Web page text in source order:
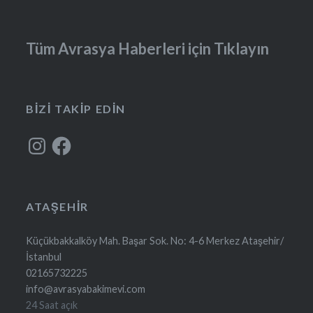
Tüm Avrasya Haberleri için Tıklayın
BIZI TAKIP EDIN
InstagramFacebook
ATAŞEHIR
Küçükbakkalköy Mah. Başar Sok. No: 4-6 Merkez Ataşehir/
İstanbul
02165732225
info@avrasyabakimevi.com
24 Saat açık